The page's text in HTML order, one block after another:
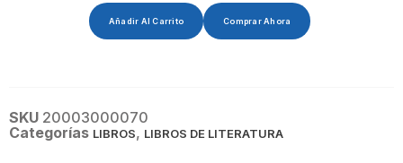
Añadir Al Carrito Comprar Ahora
SKU 20003000070
Categorías LIBROS, LIBROS DE LITERATURA